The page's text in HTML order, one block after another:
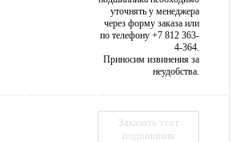
уточнять у менеджера
через форму заказа или
по телефону +7 812 363-
4-364.
Приносим извинения за
неудобства.
Заказать этот
подшипник